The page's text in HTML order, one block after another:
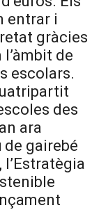
entrar i
gràcies
de
escolars.
des
ara
de gairebé